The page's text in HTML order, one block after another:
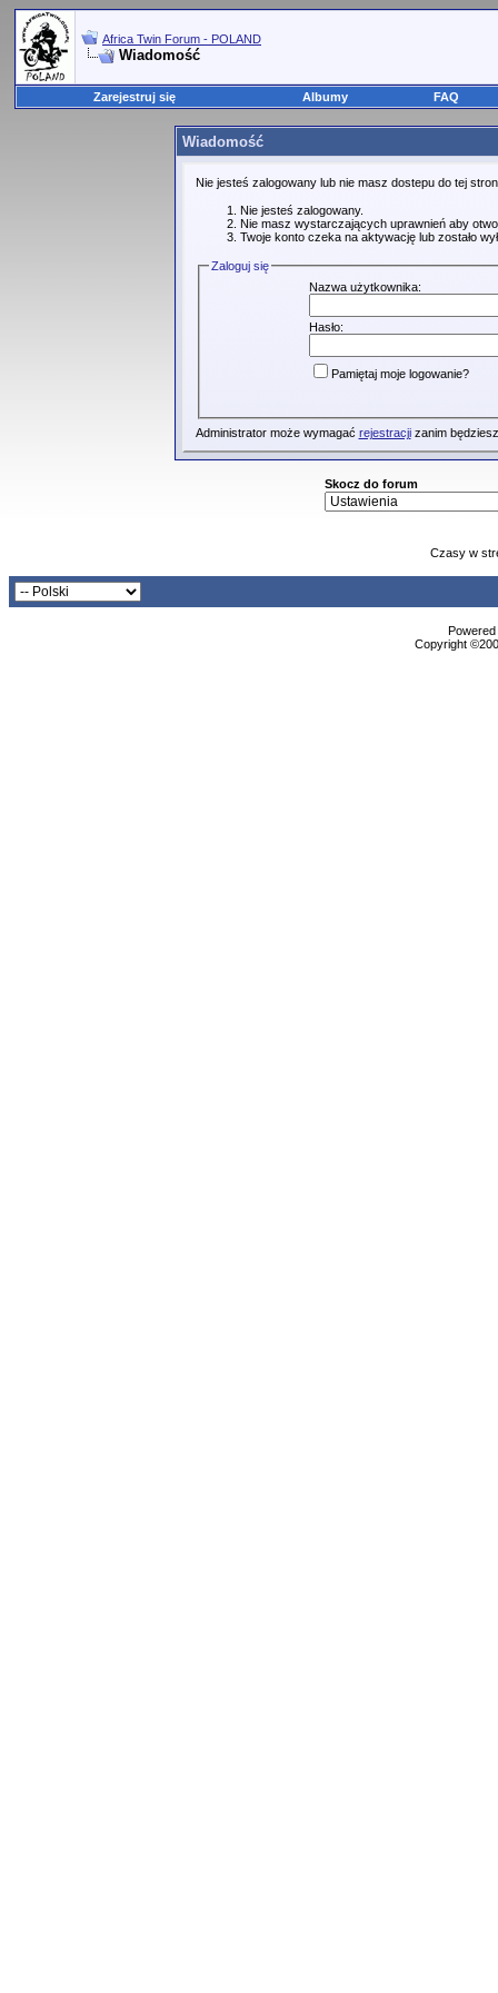
Africa Twin Forum - POLAND
Wiadomość
Zarejestruj się Albumy FAQ
Wiadomość
Nie jesteś zalogowany lub nie masz dostepu do tej
Nie jesteś zalogowany.
Nie masz wystarczających uprawnień aby
Twoje konto czeka na aktywację lub zostało
Zaloguj się
Nazwa użytkownika:
Hasło:
Pamiętaj moje logowanie?
Administrator może wymagać rejestracjizanim
Skocz do forum
Czasy w
Copyright